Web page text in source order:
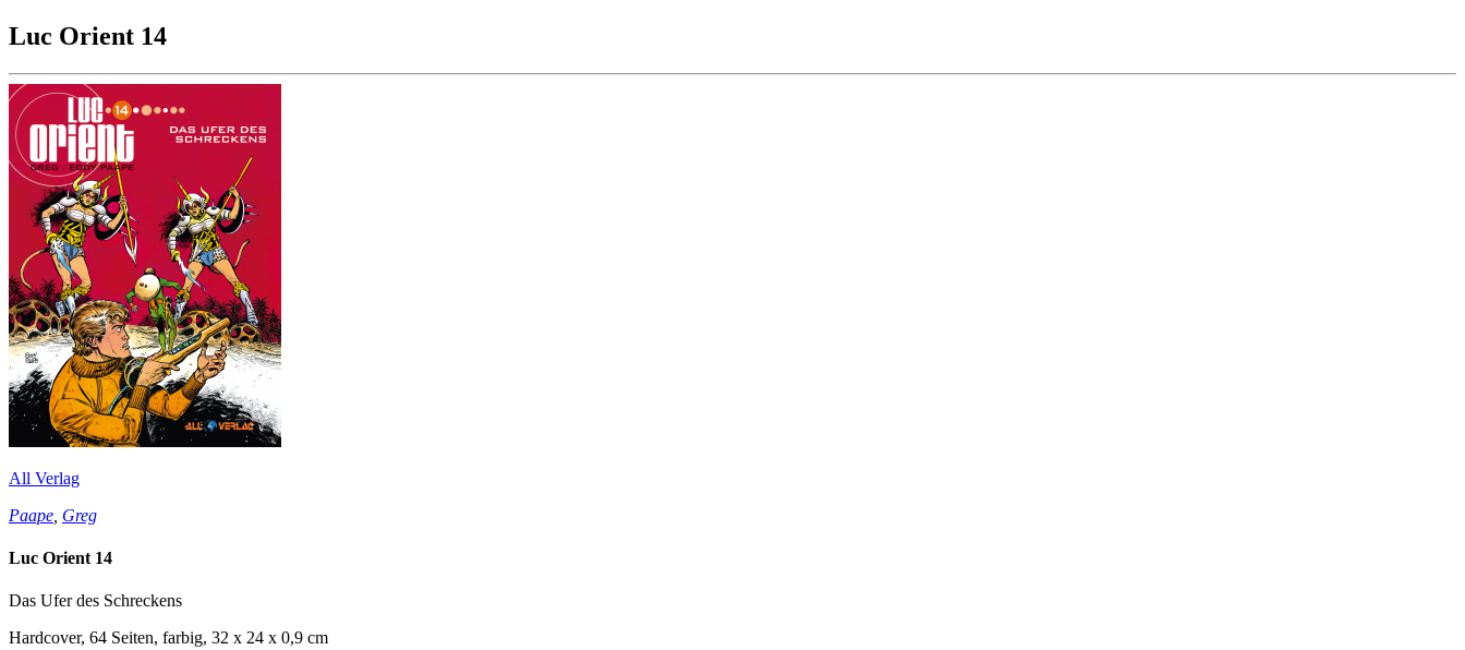
Luc Orient 14
All Verlag
Paape Greg
Luc Orient 14
Das Ufer des Schreckens
Hardcover, 64 Seiten, farbig, 32 x 24 x 0,9 cm